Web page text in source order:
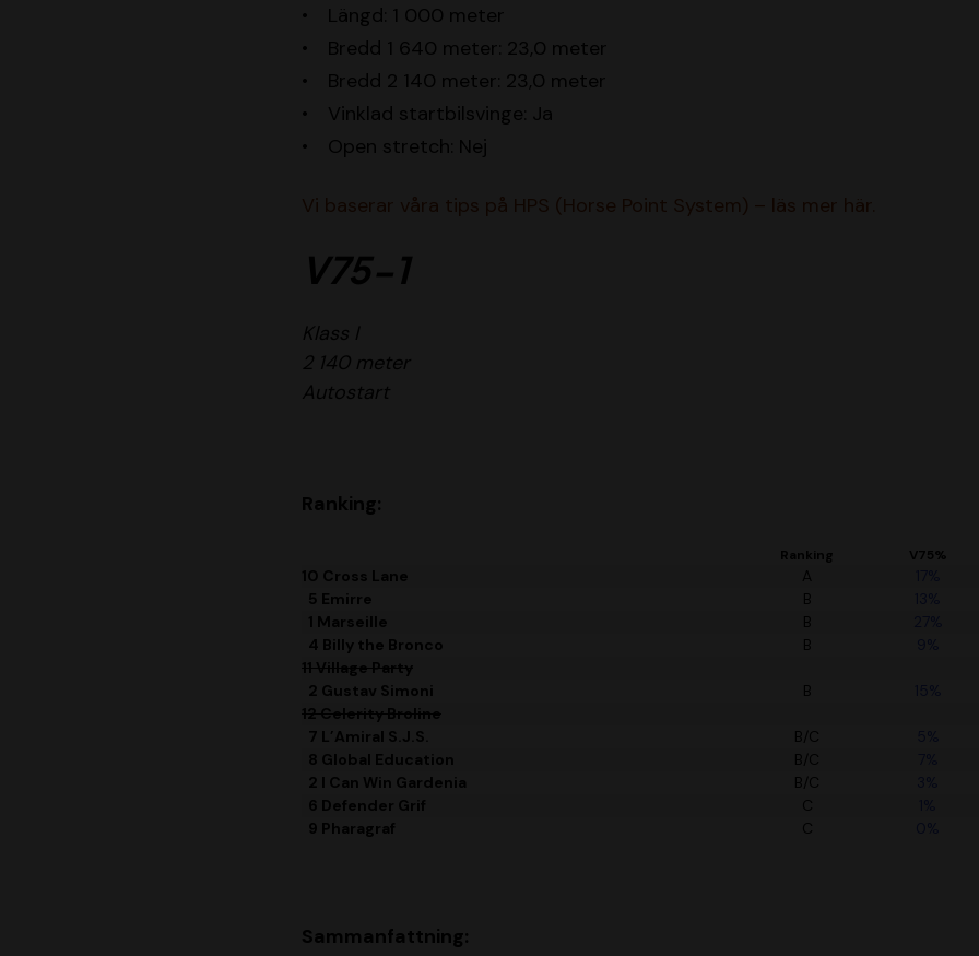
Längd: 1 000 meter
Bredd 1 640 meter: 23,0 meter
Bredd 2 140 meter: 23,0 meter
Vinklad startbilsvinge: Ja
Open stretch: Nej
Vi baserar våra tips på HPS (Horse Point System) – läs mer här.
V75-1
Klass I
2 140 meter
Autostart
Ranking:
Ranking V75%
10 Cross Lane A
5 Emirre
B
1 Marseille
B
4 Billy the Bronco
B
11 Village Party
2 Gustav Simoni
B
12 Celerity Broline
7 L’Amiral S.J.S.
B/C
8 Global Education
B/C
2 I Can Win Gardenia
B/C
6 Defender Grif
C
9 Pharagraf
C
Sammanfattning: